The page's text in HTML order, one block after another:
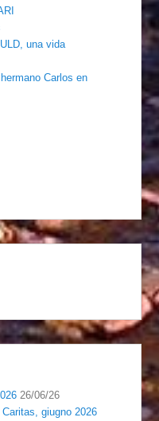
una vida
Carlos en
26/06/26
giugno 2026